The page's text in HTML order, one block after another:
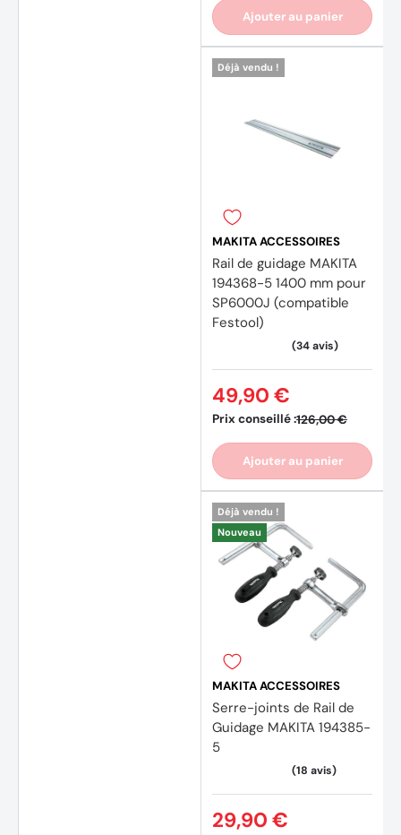
Ajouter au panier
Déjà vendu !
MAKITA ACCESSOIRES
Rail de guidage MAKITA
194368-5 1400 mm pour
SP6000J (compatible
Festool)
Prix conseillé :126,00 €
49,90 €
Ajouter au panier
Déjà vendu !
Nouveau
MAKITA ACCESSOIRES
Serre-joints de Rail de
Guidage MAKITA 194385-
5
29,90 €